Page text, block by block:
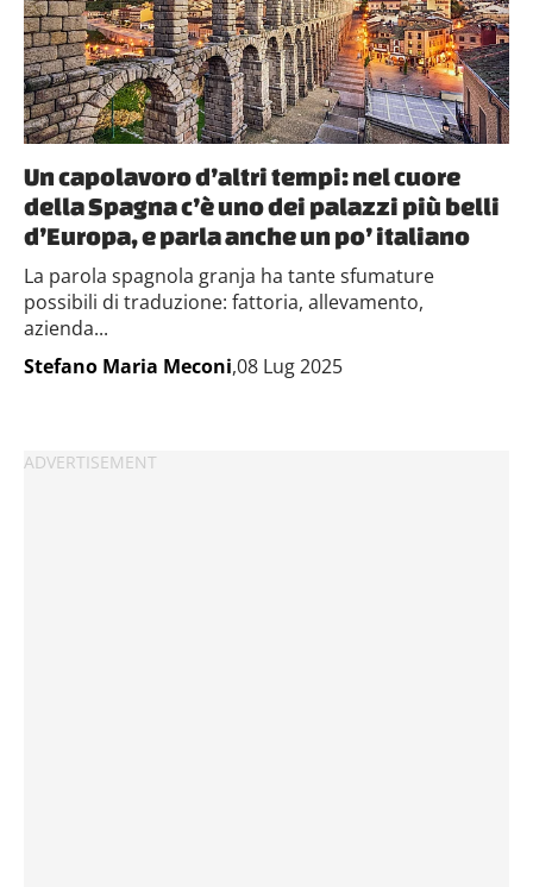
Un capolavoro d’altri tempi: nel cuore
della Spagna c’è uno dei palazzi più belli
d’Europa, e parla anche un po’ italiano
La parola spagnola granja ha tante sfumature
possibili di traduzione: fattoria, allevamento,
azienda...
Stefano Maria Meconi,08 Lug 2025